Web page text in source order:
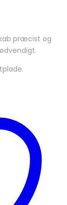
præcist og